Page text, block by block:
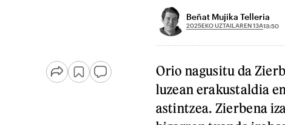
Beñat Mujika Telleria
2025EKO UZTAILAREN 13A13:50
Orio nagusitu da
luzean erakustaldia
astintzea. Zierbena